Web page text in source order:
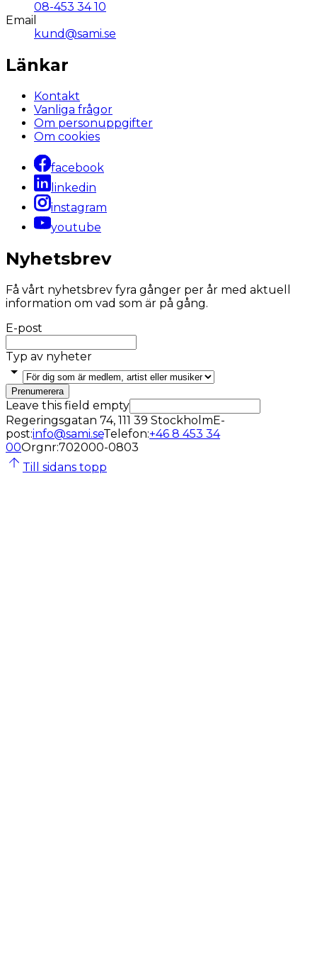
08-453 34 10
Email
kund@sami.se
Länkar
Kontakt
Vanliga frågor
Om personuppgifter
Om cookies
facebook
linkedin
instagram
youtube
Nyhetsbrev
Få vårt nyhetsbrev fyra gånger per år med aktuell
information om vad som är på gång.
E-post
Typ av nyheter
Prenumerera
Leave this field empty
Regeringsgatan 74, 111 39 StockholmE-
post:info@sami.seTelefon:+46 8 453 34
00Orgnr:702000-0803
Till sidans topp